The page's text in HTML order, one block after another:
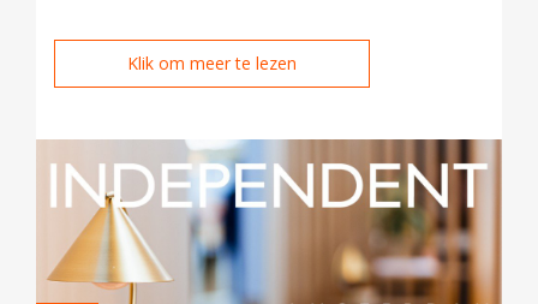
Klik om meer te lezen